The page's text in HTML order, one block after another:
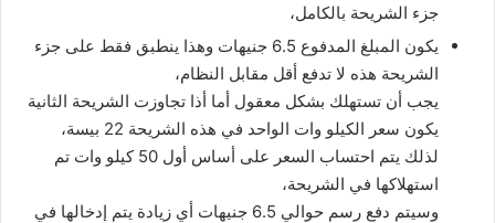
جزء الشريحة بالكامل،
يكون المبلغ المدفوع 6.5 جنيهات وهذا ينطبق فقط على جزء
الشريحة هذه لا تدفع أقل مقابل النظام،
يجب أن تستهلك بشكل معقول أما أذا تجاوزت الشريحة الثانية
يكون سعر الكيلو وات الواحد في هذه الشريحة 22 بيسة،
لذلك يتم احتساب السعر على أساس أول 50 كيلو وات تم
استهلاكها في الشريحة،
وسيتم دفع رسم حوالي 6.5 جنيهات أي زيادة يتم إدخالها في